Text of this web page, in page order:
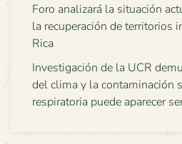
Foro analizará la situación
la recuperación de territorios
Rica
Investigación de la UCR
del clima y la contaminación
respiratoria puede aparecer